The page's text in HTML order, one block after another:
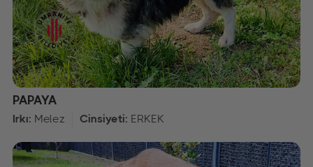
PAPAYA
Irkı: Melez Cinsiyeti: ERKEK